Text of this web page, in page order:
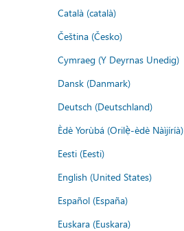
Català (català)
Čeština (Česko)
Cymraeg (Y Deyrnas Unedig)
Dansk (Danmark)
Deutsch (Deutschland)
Èdè Yorùbá (Orilẹ̀-èdè Nàìjíríà)
Eesti (Eesti)
English (United States)
Español (España)
Euskara (Euskara)